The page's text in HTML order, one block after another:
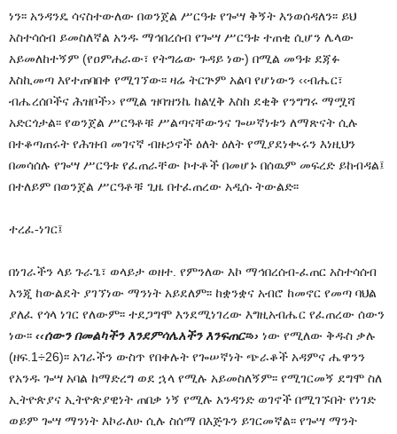
ነን፡፡ አንዳንዴ ሳናስተውለው በወንጀል ሥርዓቱ የጐሣ ቅኝት እንወሰዳለን፡፡ ይህ
አስተሳሰብ ይመስለኛል አንዱ ማኅበረሰብ የጐሣ ሥርዓቱ ተጠቂ ሲሆን ሌላው
አይመለከተኝም (የዐምሐራው፣ የትግሬው ጉዳይ ነው) በሚል መዓቱ ደጃፉ
እስኪመጣ እየተጠባበቀ የሚገኘው፡፡ ዛሬ ትርጕም አልባ የሆነውን ‹‹ብሔር፣
ብሔረሰቦችና ሕዝቦች›› የሚል ዝባዝንኬ ከልሂቅ እስከ ደቂቅ የንግግሩ ማሟሻ
አድርጎታል፡፡ የወንጀል ሥርዓቶቹ ሥልጣናቸውንና ጐሠኛነቱን ለማጽናት ሲሉ
በተቆጣጠሩት የሕዝብ መገናኛ ብዙኃኖች ዕለት ዕለት የሚያደነቊሩን እነዚህን
በመሳሰሉ የጐሣ ሥርዓቱ የፈጠራቸው ኮተቶች በመሆኑ በሰዉም መፍረድ ይከብዳል፤
በተለይም በወንጀል ሥርዓቶቹ ጊዜ በተፈጠረው አዲሱ ትውልድ፡፡
ተረፈ-ነገር፤
በነገራችን ላይ ጉራጌ፣ ወላይታ ወዘተ. የምንለው እኮ ማኅበረሰብ-ፈጠር አስተሳሰብ
እንጂ ከውልደት ያገኘነው ማንነት አይደለም፡፡ ከቋንቋና አብሮ ከመኖር የመጣ ባህል
ያለፈ የጎላ ነገር የለውም፡፡ ተደጋግሞ እንደሚነገረው እግዚአብሔር የፈጠረው ሰውን
ነው፡፡ ‹‹ሰውን በመልካችን እንደምሳሌአችን እንፍጠር፡፡›› ነው የሚለው ቅዱስ ቃሉ
(ዘፍ.1÷26)፡፡ አገራችን ውስጥ የበቀሉት የጐሠኛነት ጭራቆች አዳምና ሔዋንን
የአንዱ ጐሣ አባል ከማድረግ ወደ ኋላ የሚሉ አይመስለኝም፡፡ የሚገርመኝ ደግሞ ስለ
ኢትዮጵያና ኢትዮጵያዊነት ጠበቃ ነኝ የሚሉ አንዳንድ ወገኖች በሚገኙበት የነገድ
ወይም ጐሣ ማንነት እኮራለሁ ሲሉ ስሰማ በእጅጉን ይገርመኛል፡፡ የጐሣ ማንት